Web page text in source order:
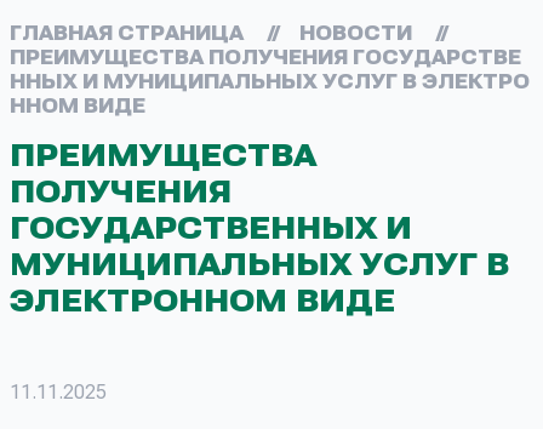
ГЛАВНАЯ СТРАНИЦА // НОВОСТИ
//
ПРЕИМУЩЕСТВА ПОЛУЧЕНИЯ ГОСУДАРСТВЕ
ННЫХ И МУНИЦИПАЛЬНЫХ УСЛУГ В ЭЛЕКТРО
ННОМ ВИДЕ
ПРЕИМУЩЕСТВА
ПОЛУЧЕНИЯ
ГОСУДАРСТВЕННЫХ И
МУНИЦИПАЛЬНЫХ УСЛУГ В
ЭЛЕКТРОННОМ ВИДЕ
11.11.2025